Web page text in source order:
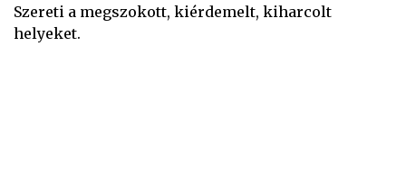
Szereti a megszokott, kiérdemelt, kiharcolt
helyeket.